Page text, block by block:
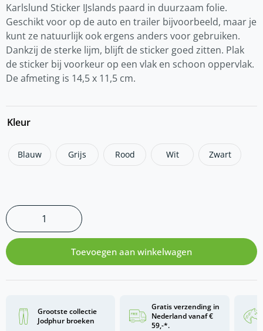
Karlslund Sticker IJslands paard in duurzaam folie.
Geschikt voor op de auto en trailer bijvoorbeeld, maar je
kunt ze natuurlijk ook ergens anders voor gebruiken.
Dankzij de sterke lijm, blijft de sticker goed zitten. Plak
de sticker bij voorkeur op een vlak en schoon oppervlak.
De afmeting is 14,5 x 11,5 cm.
Kleur
Blauw Grijs Rood Wit Zwart
Toevoegen aan winkelwagen
Grootste collectie
Jodphur broeken
Gratis verzending in
Nederland vanaf €
59,-*.